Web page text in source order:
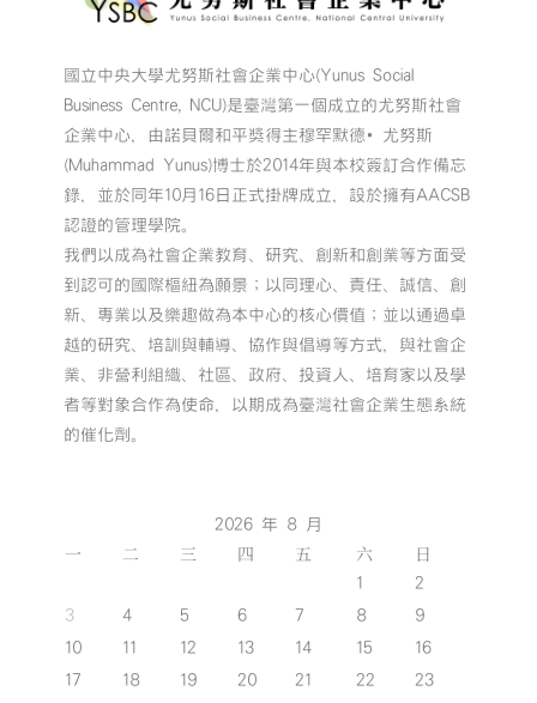
國立中央大學尤努斯社會企業中心(Yunus Social
Business Centre, NCU)是臺灣第一個成立的尤努斯社會
企業中心，由諾貝爾和平獎得主穆罕默德•尤努斯
(Muhammad Yunus)博士於2014年與本校簽訂合作備忘
錄，並於同年10月16日正式掛牌成立，設於擁有AACSB
認證的管理學院。
我們以成為社會企業教育、研究、創新和創業等方面受
到認可的國際樞紐為願景；以同理心、責任、誠信、創
新、專業以及樂趣做為本中心的核心價值；並以通過卓
越的研究、培訓與輔導、協作與倡導等方式，與社會企
業、非營利組織、社區、政府、投資人、培育家以及學
者等對象合作為使命，以期成為臺灣社會企業生態系統
的催化劑。
2026 年 8 月
一 二 三 四 五 六 日
1
2
3
4 5 6 7 8
9
10
11 12 13 14 15
16
17
18 19 20 21 22
23